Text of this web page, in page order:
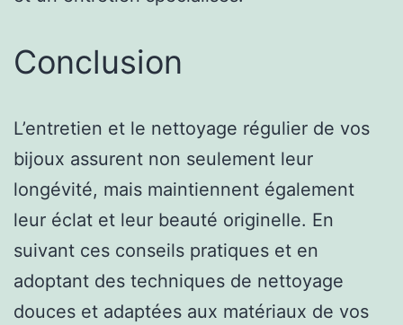
Conclusion
L’entretien et le nettoyage régulier de vos
bijoux assurent non seulement leur
longévité, mais maintiennent également
leur éclat et leur beauté originelle. En
suivant ces conseils pratiques et en
adoptant des techniques de nettoyage
douces et adaptées aux matériaux de vos